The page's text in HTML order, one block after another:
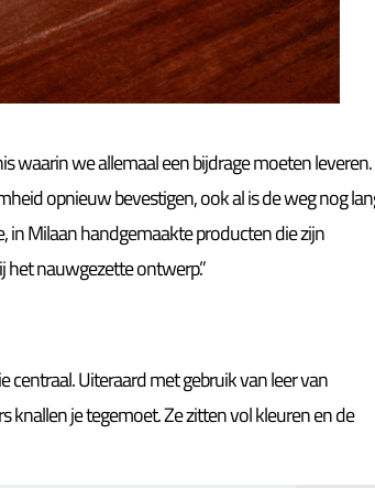
waarin we allemaal een bijdrage moeten leveren.
opnieuw bevestigen, ook al is de weg nog
in Milaan handgemaakte producten die zijn
nauwgezette ontwerp.”
centraal. Uiteraard met gebruik van leer van
je tegemoet. Ze zitten vol kleuren en de